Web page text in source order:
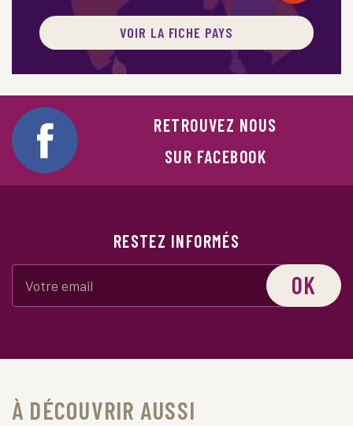
VOIR LA FICHE PAYS
RETROUVEZ NOUS
SUR FACEBOOK
RESTEZ INFORMÉS
OK
À DÉCOUVRIR AUSSI